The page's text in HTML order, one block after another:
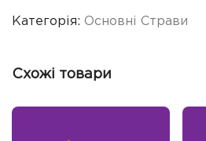
Категорія: Основні Страви
Схожі товари